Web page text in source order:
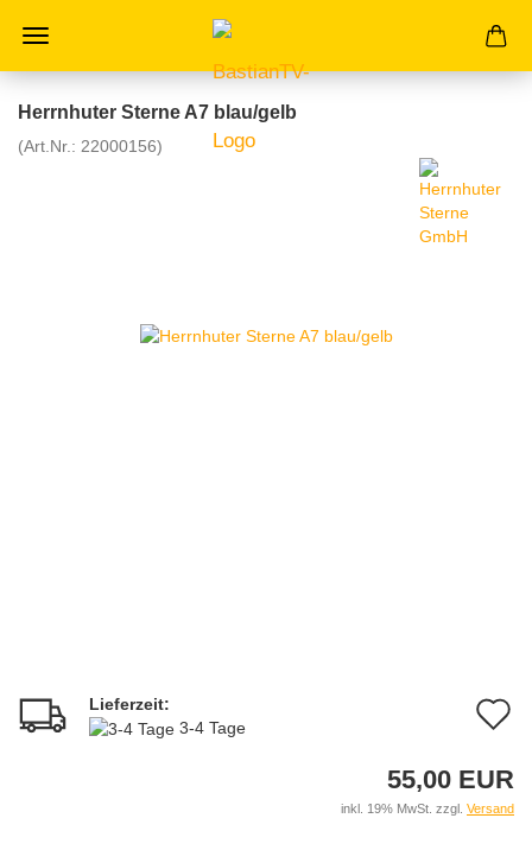
Herrnhuter Sterne A7 blau/gelb
(Art.Nr.: 22000156)
Lieferzeit:
3-4 Tage
55,00 EUR
inkl. 19% MwSt. zzgl. Versand